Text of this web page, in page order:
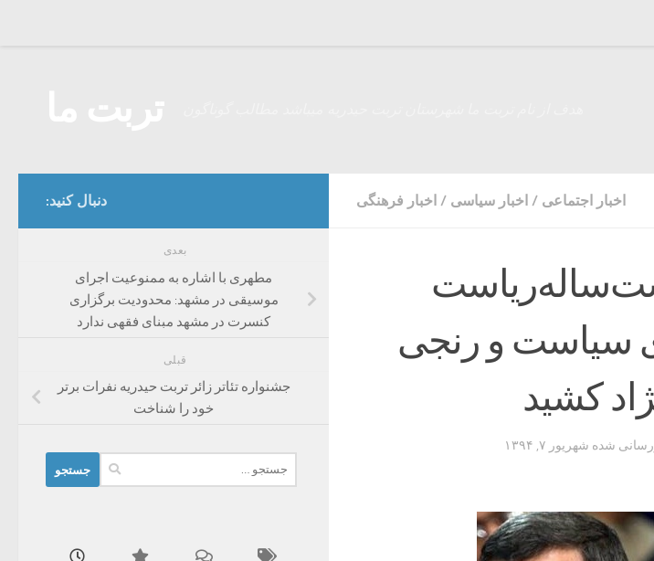
اخبار اجتماعی / اخبار سیاسی / اخبار فرهنگی
سیاست و ‌رنجی
کشید
شده شهریور ۷, ۱۳۹۴
دنبال کنید:
بعدی
مطهری با اشاره به ممنوعیت اجرای
موسیقی در مشهد: محدودیت برگزاری
کنسرت در مشهد مبنای فقهی ندارد
قبلی
جشنواره تئاتر زائر تربت حیدریه نفرات برتر
خود را شناخت
برای: